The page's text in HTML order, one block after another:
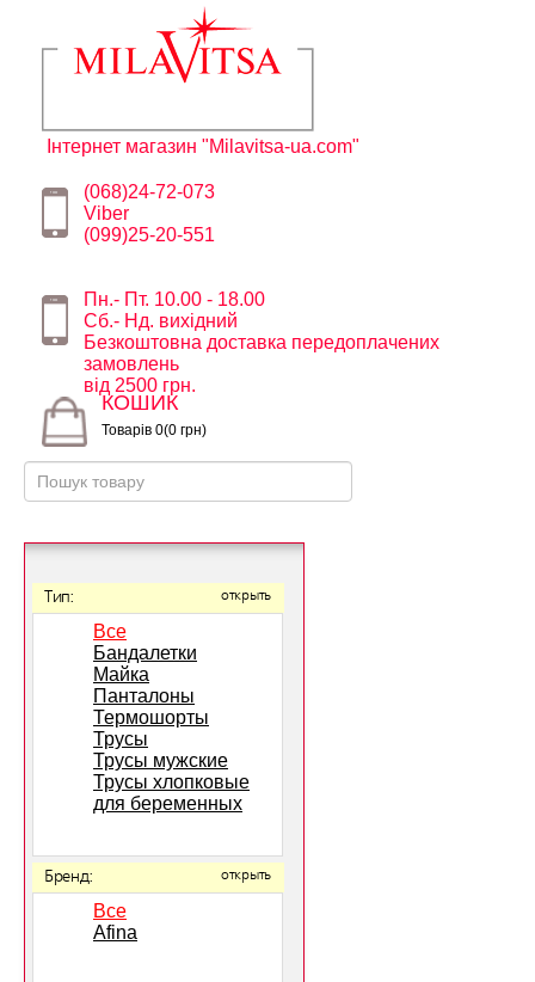
Інтернет магазин "Milavitsa-ua.com"
(068)24-72-073
Viber
(099)25-20-551
Пн.- Пт. 10.00 - 18.00
Сб.- Нд. вихідний
Безкоштовна доставка передоплачених
замовлень
від 2500 грн.
КОШИК
Товарів 0(0 грн)
Тип: открыть
Все
Бандалетки
Майка
Панталоны
Термошорты
Трусы
Трусы мужские
Трусы хлопковые
для беременных
Бренд: открыть
Все
Afina